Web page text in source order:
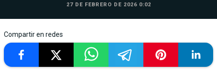
27 DE FEBRERO DE 2026 0:02
Compartir en redes